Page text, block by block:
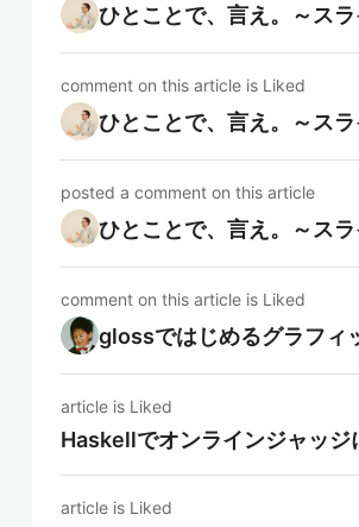
ひとことで、言え。～ス
comment on this article is Liked
ひとことで、言え。～ス
posted a comment on this article
ひとことで、言え。～ス
comment on this article is Liked
glossではじめるグラフィ
article is Liked
Haskellでオンラインジャッジ
article is Liked